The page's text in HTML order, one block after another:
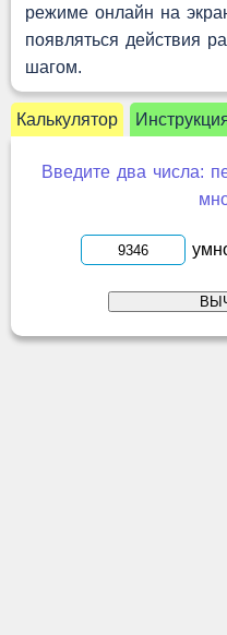
режиме онлайн на
появляться действия
шагом.
Калькулятор
Введите два числа: